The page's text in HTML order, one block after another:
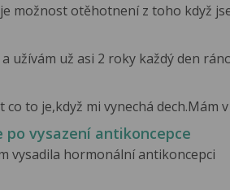
možnost otěhotnení z toho když
užívám už asi 2 roky každý den
to je,když mi vynechá dech.Mám v
vysazení antikoncepce
vysadila hormonální antikoncepci